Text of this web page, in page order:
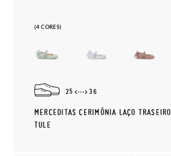
(4 CORES)
25 36
MERCEDITAS CERIMÓNIA LAÇO TRASEIRO
TULE